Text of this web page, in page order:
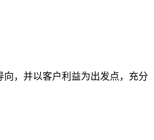
，并以客户利益为出发点，充分